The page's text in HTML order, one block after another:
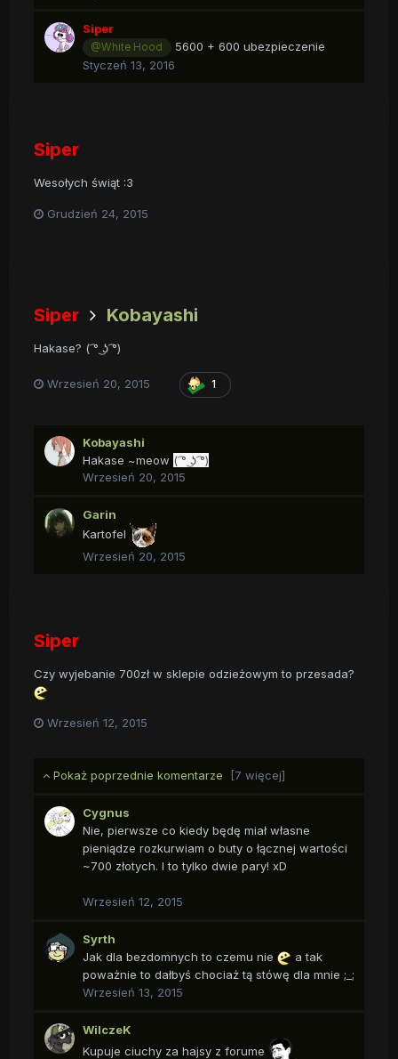
Siper
@White Hood
5600 + 600 ubezpieczenie
Styczeń 13, 2016
Siper
Wesołych świąt :3
Grudzień 24, 2015
Siper Kobayashi
Hakase? ( ͡° ͜ʖ ͡°)
Wrzesień 20, 2015 1
Kobayashi
Hakase ~meow ( ͡° ͜ʖ ͡°)
Wrzesień 20, 2015
Garin
Kartofel
Wrzesień 20, 2015
Siper
Czy wyjebanie 700zł w sklepie odzieżowym to przesada?
Wrzesień 12, 2015
Pokaż poprzednie komentarze [7 więcej]
Cygnus
Nie, pierwsze co kiedy będę miał własne
pieniądze rozkurwiam o buty o łącznej wartości
~700 złotych. I to tylko dwie pary! xD
Wrzesień 12, 2015
Syrth
Jak dla bezdomnych to czemu nie
a tak
poważnie to dałbyś chociaż tą stówę dla mnie ;_;
Wrzesień 13, 2015
WilczeK
Kupuje ciuchy za hajsy z forume